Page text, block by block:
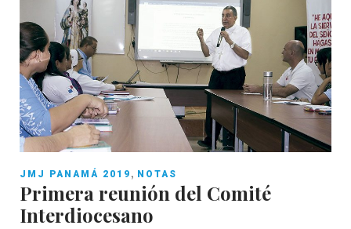
JMJ PANAMÁ 2019 , NOTAS
Primera reunión del Comité
Interdiocesano